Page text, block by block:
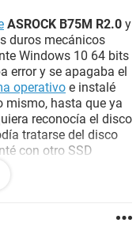
ASROCK B75M R2.0 y
duros mecánicos
Windows 10 64 bits
error y se apagaba el
operativo e instalé
mismo, hasta que ya
reconocía el disco
tratarse del disco
con otro SSD
WD y
el paso de que
Intento cargarle el
incluido con la